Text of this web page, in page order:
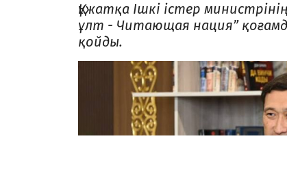
Құжатқа Ішкі істер
ұлт - Читающая нация”
қойды.